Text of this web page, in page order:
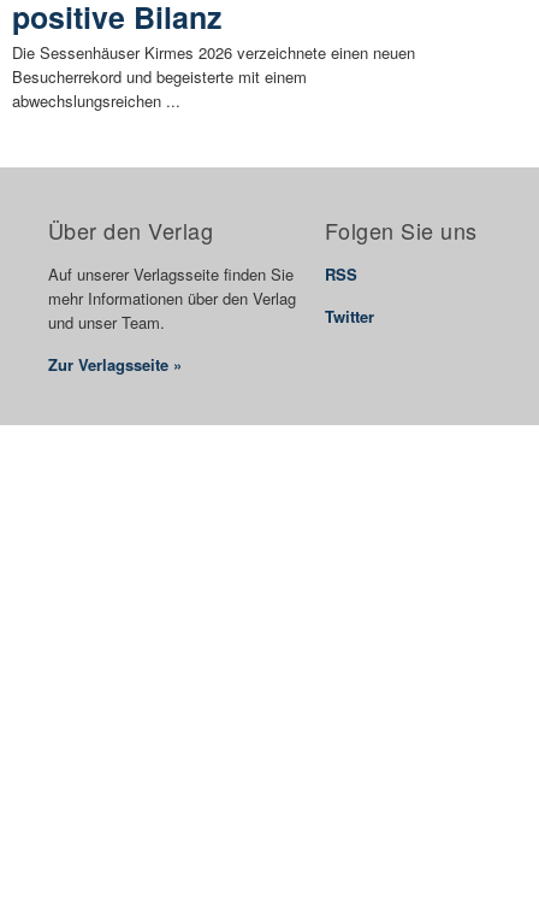
positive Bilanz
Die Sessenhäuser Kirmes 2026 verzeichnete einen neuen
Besucherrekord und begeisterte mit einem
abwechslungsreichen ...
Über den Verlag
Auf unserer Verlagsseite finden Sie
mehr Informationen über den Verlag
und unser Team.
Zur Verlagsseite »
Folgen Sie uns
RSS
Twitter